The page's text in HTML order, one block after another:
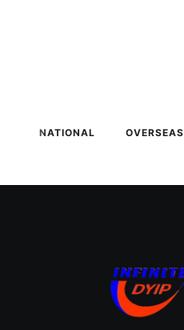
NATIONAL OVERSEAS